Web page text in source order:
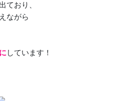
ており、
ながら
しています！